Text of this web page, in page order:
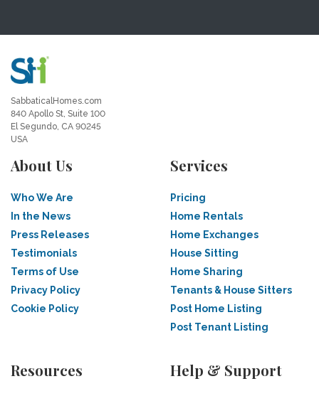
SabbaticalHomes.com
840 Apollo St, Suite 100
El Segundo, CA 90245
USA
About Us
Who We Are
In the News
Press Releases
Testimonials
Terms of Use
Privacy Policy
Cookie Policy
Services
Pricing
Home Rentals
Home Exchanges
House Sitting
Home Sharing
Tenants & House Sitters
Post Home Listing
Post Tenant Listing
Resources Help & Support